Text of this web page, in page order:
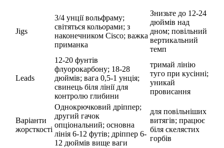
Jigs
3/4 унції вольфраму;
світяться кольорами; з
наконечником Cisco; важка
приманка
Знизьте до 12-24
дюймів над
дном; повільний
вертикальний
темп
Leads
12-20 фунтів
флуорокарбону; 18-28
дюймів; вага 0,5-1 унція;
свинець біля лінії для
контролю глибини
тримай лінію
туго при кусінні;
уникай
провисання
Варіанти
жорсткості
Однокрючковий дріппер;
другий гачок
опціональний; основна
лінія 6-12 футів; дріппер 6-
12 дюймів вище ваги
для повільніших
витягів; працює
біля скелястих
горбів